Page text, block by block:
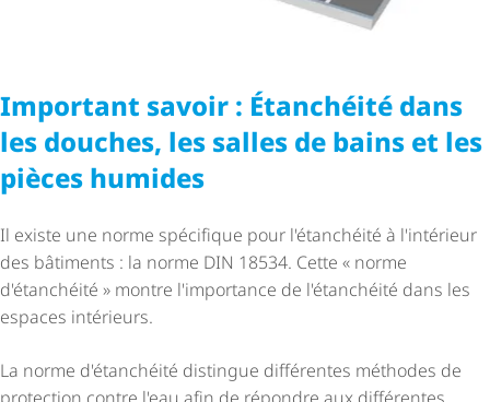
Important savoir : Étanchéité dans
les douches, les salles de bains et les
pièces humides
Il existe une norme spécifique pour l'étanchéité à l'intérieur
des bâtiments : la norme DIN 18534. Cette « norme
d'étanchéité » montre l'importance de l'étanchéité dans les
espaces intérieurs.
La norme d'étanchéité distingue différentes méthodes de